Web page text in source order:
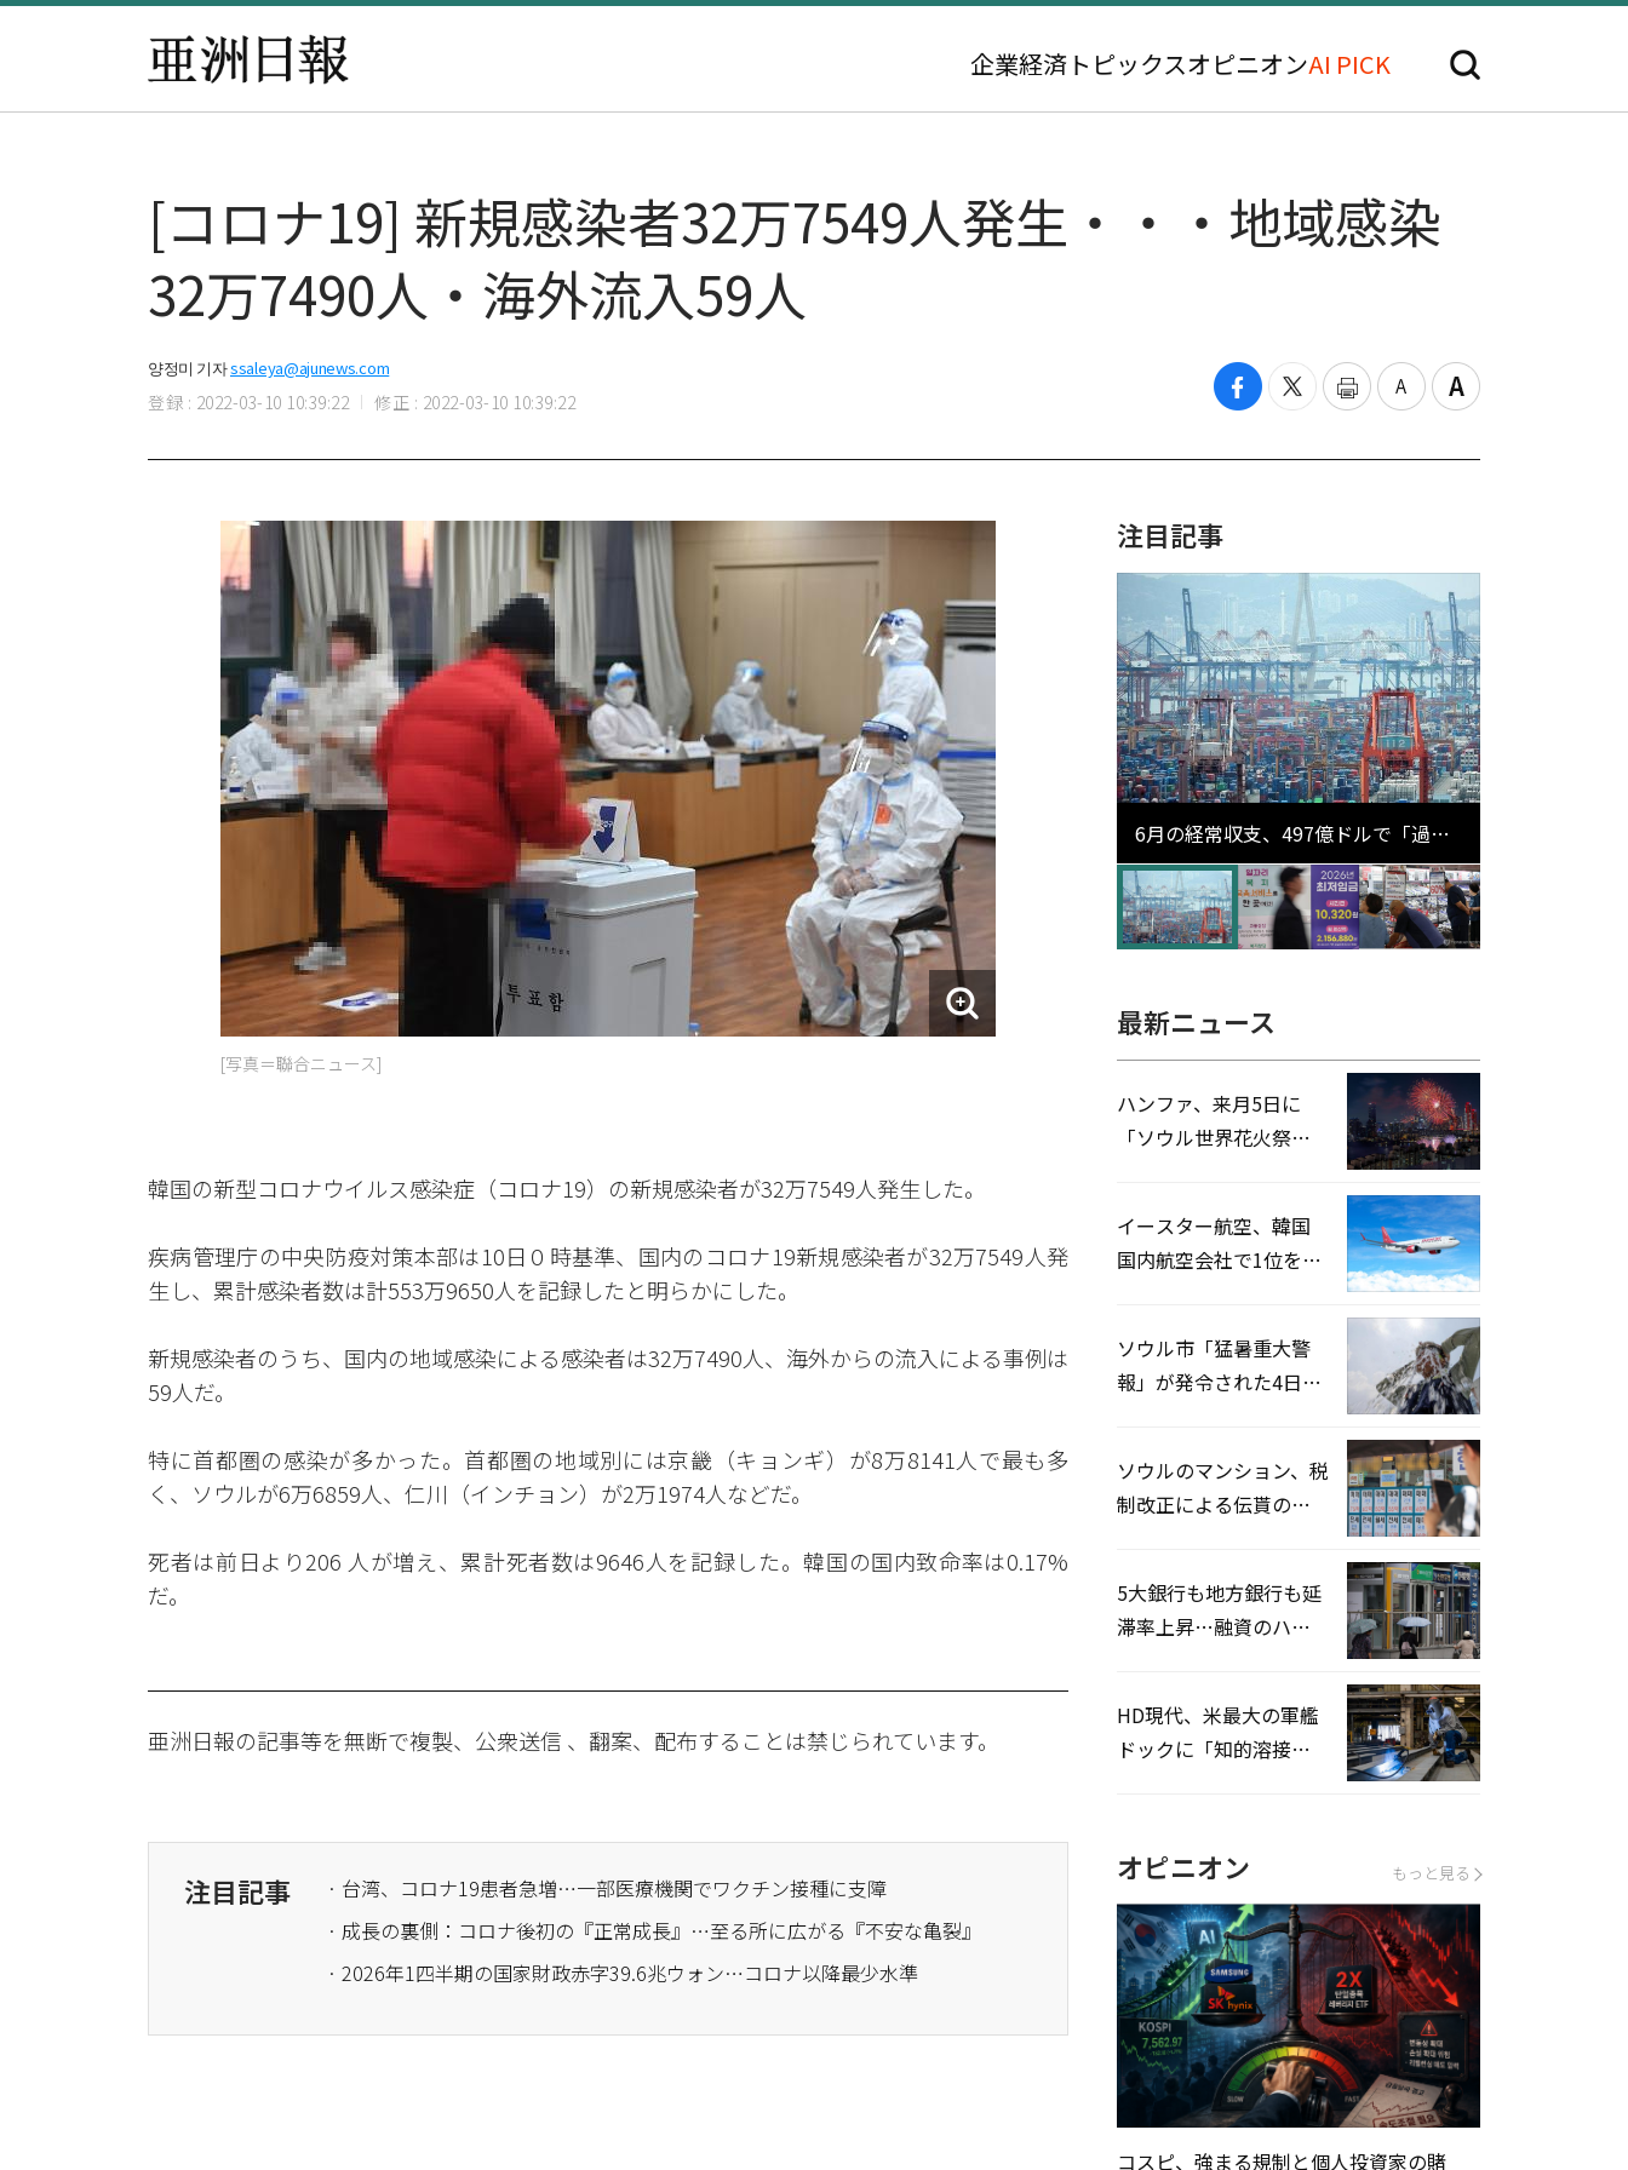
企業経済 トピックスオピニオンAI PICK
[コロナ19] 新規感染者32万7549人発生・・・地域感染
32万7490人・海外流入59人
양정미 기자ssaleya@ajunews.com
登録 : 2022-03-10 10:39:22 修正 : 2022-03-10 10:39:22
[写真＝聯合ニュース]
韓国の新型コロナウイルス感染症（コロナ19）の新規感染者が32万7549人発生した。
疾病管理庁の中央防疫対策本部は10日０時基準、国内のコロナ19新規感染者が32万7549人発
生し、累計感染者数は計553万9650人を記録したと明らかにした。
新規感染者のうち、国内の地域感染による感染者は32万7490人、海外からの流入による事例は
59人だ。
特に首都圏の感染が多かった。首都圏の地域別には京畿（キョンギ）が8万8141人で最も多
く、ソウルが6万6859人、仁川（インチョン）が2万1974人などだ。
死者は前日より206 人が増え、累計死者数は9646人を記録した。韓国の国内致命率は0.17%
だ。
亜洲日報の記事等を無断で複製、公衆送信 、翻案、配布することは禁じられています。
注目記事
· 台湾、コロナ19患者急増…一部医療機関でワクチン接種に支障
· 成長の裏側：コロナ後初の『正常成長』…至る所に広がる『不安な亀裂』
· 2026年1四半期の国家財政赤字39.6兆ウォン…コロナ以降最少水準
注目記事
6月の経常収支、497億ドルで「過去
最大」…輸出が初の1000億ドル突破
最新ニュース
ハンファ、来月5日に
「ソウル世界花火祭り
イースター航空、韓国
国内航空会社で1位を記
ソウル市「猛暑重大警
報」が発令された4日、
ソウルのマンション、税
制改正による伝貰の月
5大銀行も地方銀行も延
滞率上昇…融資のハー
HD現代、米最大の軍艦
ドックに「知的溶接」
オピニオン もっと見る
コスピ、強まる規制と個人投資家の賭